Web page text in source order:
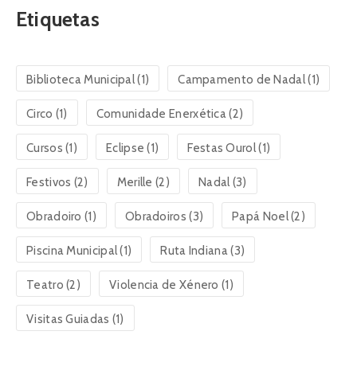
Etiquetas
Biblioteca Municipal(1) Campamento de Nadal(1)
Circo (1) Comunidade Enerxética(2)
Cursos (1) Eclipse (1) Festas Ourol(1)
Festivos (2) Merille (2) Nadal(3)
Obradoiro (1) Obradoiros (3) Papá Noel(2)
Piscina Municipal(1) Ruta Indiana(3)
Teatro (2) Violencia de Xénero (1)
Visitas Guiadas (1)